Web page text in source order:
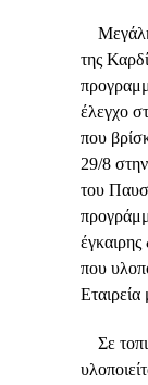
της
έλεγχο
που
29/8
του
που
Σε